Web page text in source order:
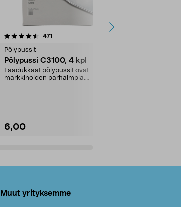
471
Pölypussit
Pölypussi C3100, 4 kpl
Laadukkaat pölypussit ovat
markkinoiden parhaimpia.
6,00
4.5viidestä
Muut yrityksemme